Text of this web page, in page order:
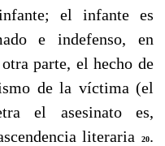
el infante es
e indefenso, en
parte, el hecho de
de la víctima (el
el asesinato es,
literaria
20.